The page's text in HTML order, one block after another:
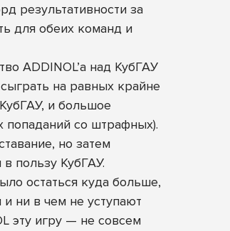
результативности за
для обеих команд и
ADDINOL’а над КубГАУ
на равных крайне
и большое
попаданий со штрафных).
но затем
пользу КубГАУ.
остаться куда больше,
ни в чем не уступают
эту игру — не совсем